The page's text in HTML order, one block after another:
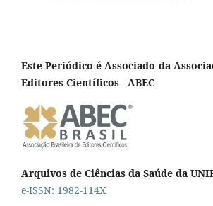
Este Periódico é Associado da
Editores Científicos - ABEC
Arquivos de Ciências da Saúde da
e-ISSN: 1982-114X